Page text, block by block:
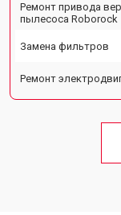
Ремонт привода
пылесоса Roborock
Замена фильтров
Ремонт